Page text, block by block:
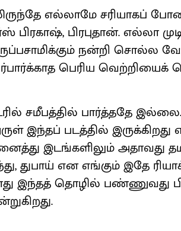
எல்​லாமே சரியாகப்
பிர​காஷ், பிரபு​தான். எல்லா
நன்றி சொல்ல
பெரிய வெற்றியைக்
சமீபத்​தில் பார்த்ததே
இந்​தப் படத்​தில்
இடங்​களி​லும் அதாவது
துபாய் என எங்கும் இதே
இந்​தத் தொழில் பண்​ணுவது